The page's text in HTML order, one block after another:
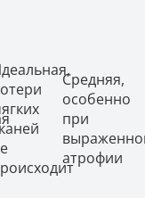
Средняя,
особенно
при
атрофии